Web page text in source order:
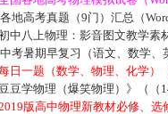
地高考真题（9门）汇总（
中八上物理：影音图文教学素
考暑期早复习（语文、数学、
日一题（数学、物理、化学）
豆学物理（爆笑物理）》（（
版高中物理新教材必修、选